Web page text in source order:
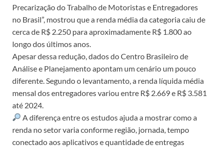
Precarização do Trabalho de Motoristas e Entregadores
no Brasil”, mostrou que a renda média da categoria caiu de
cerca de R$ 2.250 para aproximadamente R$ 1.800 ao
longo dos últimos anos.
Apesar dessa redução, dados do Centro Brasileiro de
Análise e Planejamento apontam um cenário um pouco
diferente. Segundo o levantamento, a renda líquida média
mensal dos entregadores variou entre R$ 2.669 e R$ 3.581
até 2024.
A diferença entre os estudos ajuda a mostrar como a
renda no setor varia conforme região, jornada, tempo
conectado aos aplicativos e quantidade de entregas